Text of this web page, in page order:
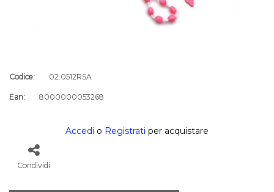
Codice: 02.0512RSA
Ean: 8000000053268
Accedi o Registrati per acquistare
Condividi